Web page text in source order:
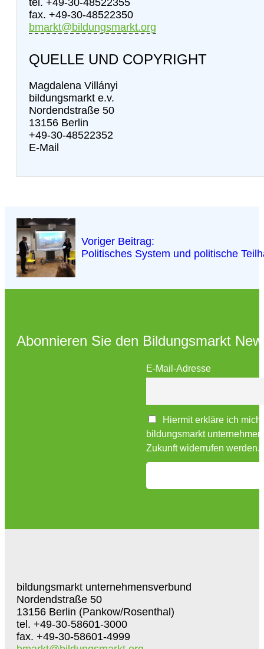
fax. +49-30-48522350
bmarkt@bildungsmarkt.org
QUELLE UND COPYRIGHT
Magdalena Villányi
bildungsmarkt e.v.
Nordendstraße 50
13156 Berlin
+49-30-48522352
E-Mail
Voriger Beitrag:
Politisches System und politische
Abonnieren Sie den Bildungsmarkt
E-Mail-Adresse
Hiermit erkläre ich
bildungsmarkt
Zukunft widerrufen werden.
bildungsmarkt unternehmensverbund
Nordendstraße 50
13156 Berlin (Pankow/Rosenthal)
tel. +49-30-58601-3000
fax. +49-30-58601-4999